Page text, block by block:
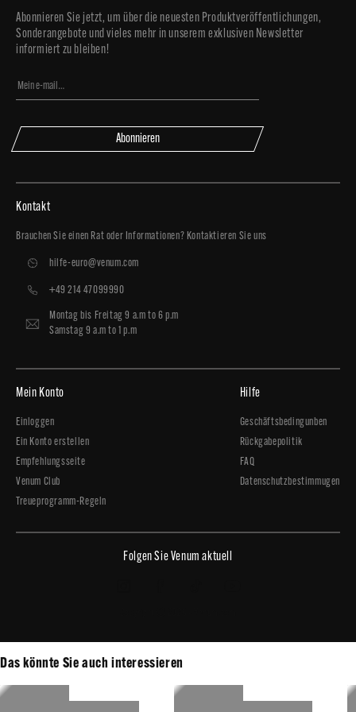
Abonnieren Sie jetzt, um über die neuesten Produktveröffentlichungen,
Sonderangebote und vieles mehr in unserem exklusiven Newsletter
informiert zu bleiben!
Abonnieren
Kontakt
Brauchen Sie einen Rat oder Informationen? Kontaktieren Sie uns
hilfe-euro@venum.com
+49 214 47099990
Montag bis Freitag 9 a.m to 6 p.m
Samstag 9 a.m to 1 p.m
Mein Konto
Einloggen
Ein Konto erstellen
Empfehlungsseite
Venum Club
Treueprogramm-Regeln
Hilfe
Geschäftsbedingunben
Rückgabepolitik
FAQ
Datenschutzbestimmugen
Folgen Sie Venum aktuell
Das könnte Sie auch interessieren